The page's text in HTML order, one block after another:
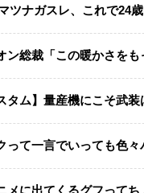
ツナガスレ、これで24歳
この暖かさをもった地球が人間さえ破壊
ム】量産機にこそ武装は沢山
一言でいっても色々バリエー